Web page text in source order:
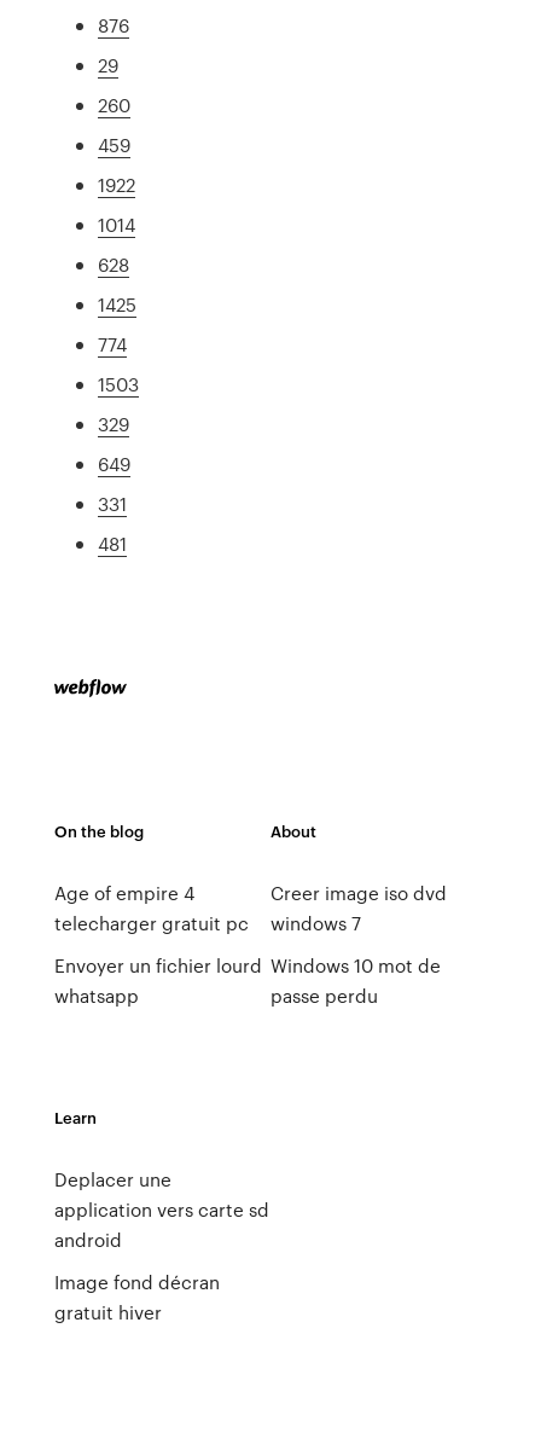
876
29
260
459
1922
1014
628
1425
774
1503
329
649
331
481
On the blog
Age of empire 4
telecharger gratuit pc
Envoyer un fichier lourd
whatsapp
About
Creer image iso dvd
windows 7
Windows 10 mot de
passe perdu
Learn
Deplacer une
application vers carte sd
android
Image fond décran
gratuit hiver